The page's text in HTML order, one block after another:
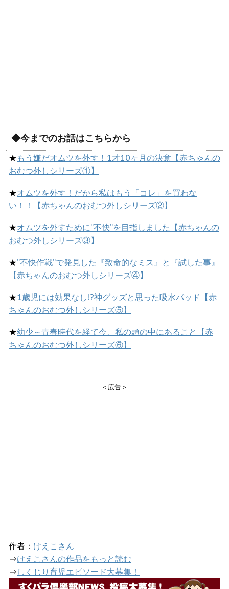
◆今までのお話はこちらから
★ もう嫌だオムツを外す！1才10ヶ月の決意【赤ちゃんの
おむつ外しシリーズ①】
★オムツを外す！だから私はもう「コレ」を買わな
い！！【赤ちゃんのおむつ外しシリーズ②】
★オムツを外すために”不快”を目指しました【赤ちゃんの
おむつ外しシリーズ③】
★”不快作戦”で発見した『致命的なミス』と『試した事』
【赤ちゃんのおむつ外しシリーズ④】
★1歳児には効果なし!?神グッズと思った吸水パッド【赤
ちゃんのおむつ外しシリーズ⑤】
★幼少～青春時代を経て今、私の頭の中にあること【赤
ちゃんのおむつ外しシリーズ⑥】
＜広告＞
作者： けえこさん
⇒けえこさんの作品をもっと読む
⇒ しくじり育児エピソード大募集！